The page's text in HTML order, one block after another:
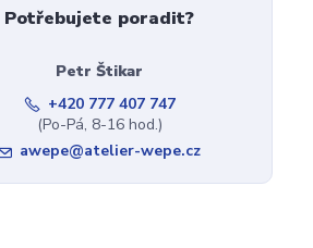
Potřebujete poradit?
Petr Štikar
+420 777 407 747
(Po-Pá, 8-16 hod.)
awepe@atelier-wepe.cz